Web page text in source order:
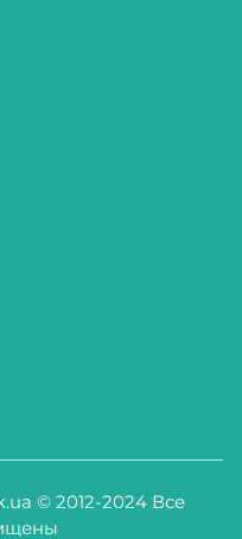
© 2012-2024 Все